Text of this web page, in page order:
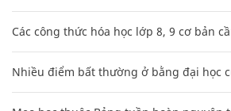
Các công thức hóa học lớp 8, 9 cơ bản
Nhiều điểm bất thường ở bằng đại học